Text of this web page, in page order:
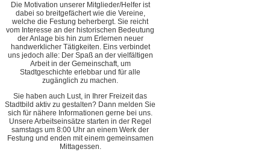
Die Motivation unserer Mitglieder/Helfer ist
dabei so breitgefächert wie die Vereine,
welche die Festung beherbergt. Sie reicht
vom Interesse an der historischen Bedeutung
der Anlage bis hin zum Erlernen neuer
handwerklicher Tätigkeiten. Eins verbindet
uns jedoch alle: Der Spaß an der vielfältigen
Arbeit in der Gemeinschaft, um
Stadtgeschichte erlebbar und für alle
zugänglich zu machen.
Sie haben auch Lust, in Ihrer Freizeit das
Stadtbild aktiv zu gestalten? Dann melden Sie
sich für nähere Informationen gerne bei uns.
Unsere Arbeitseinsätze starten in der Regel
samstags um 8:00 Uhr an einem Werk der
Festung und enden mit einem gemeinsamen
Mittagessen.